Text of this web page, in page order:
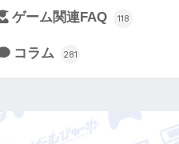
ゲーム関連FAQ 118
コラム 281